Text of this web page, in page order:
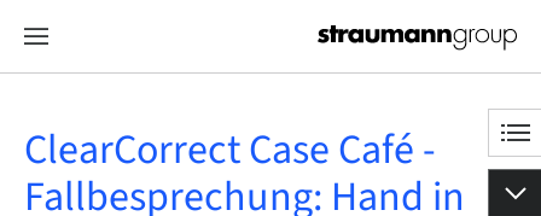
ClearCorrect Case Café -
Fallbesprechung: Hand in